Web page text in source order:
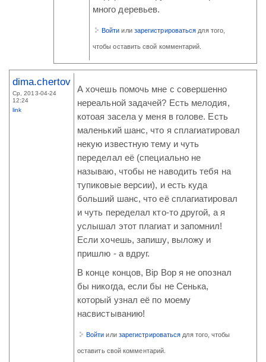
много деревьев.
Войти или зарегистрироваться для того,
чтобы оставить свой комментарий.
dima.chertov
Ср, 2013-04-24
12:24
link
А хочешь помочь мне с совершенно
нереальной задачей? Есть мелодия,
котоая засела у меня в голове. Есть
маленький шанс, что я сплагиатировал
некую известную тему и чуть
переделал её (специально не
называю, чтобы не наводить тебя на
тупиковые версии), и есть куда
больший шанс, что её сплагиатировал
и чуть переделал кто-то другой, а я
услышал этот плагиат и запомнил!
Если хочешь, запишу, выложу и
пришлю - а вдруг.
В конце концов, Bip Bop я не опознал
бы никогда, если бы не Сенька,
который узнал её по моему
насвистыванию!
Войти или зарегистрироваться для того, чтобы
оставить свой комментарий.